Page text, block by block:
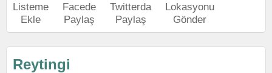
Listeme
Ekle
Facede
Paylaş
Twitterda
Paylaş
Lokasyonu
Gönder
Reytingi